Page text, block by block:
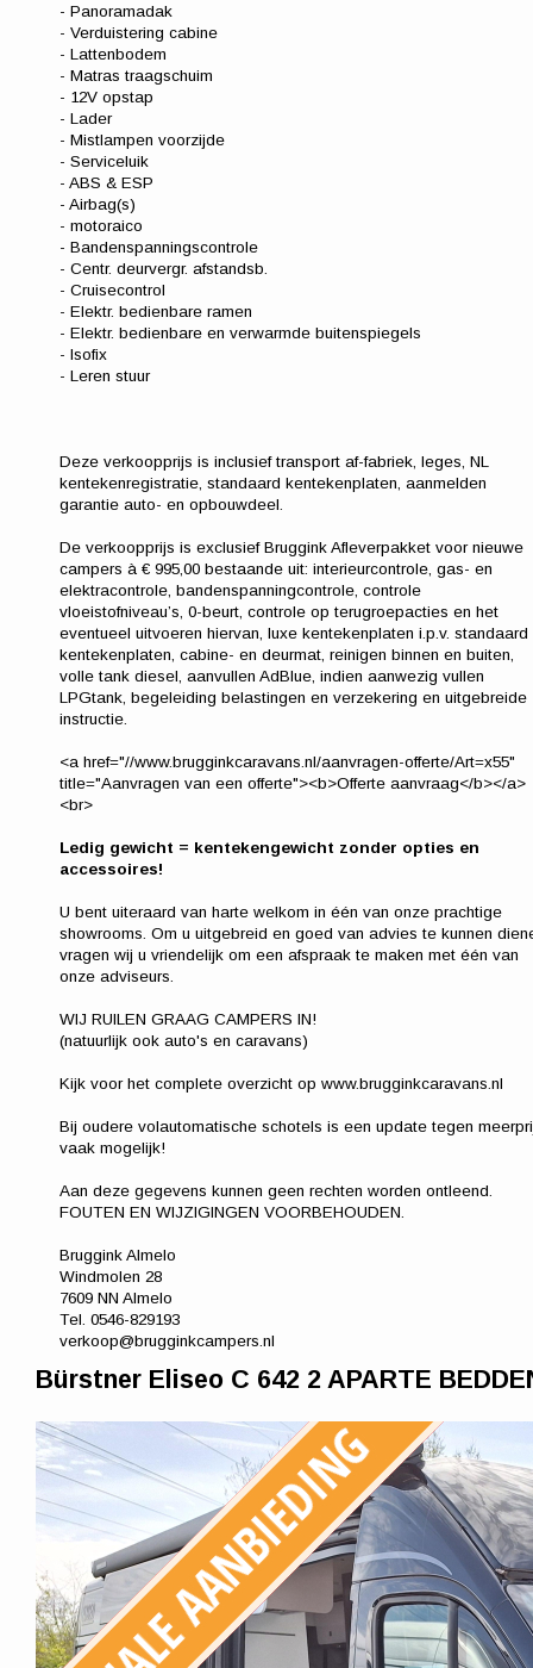
- Panoramadak
- Verduistering cabine
- Lattenbodem
- Matras traagschuim
- 12V opstap
- Lader
- Mistlampen voorzijde
- Serviceluik
- ABS & ESP
- Airbag(s)
- motoraico
- Bandenspanningscontrole
- Centr. deurvergr. afstandsb.
- Cruisecontrol
- Elektr. bedienbare ramen
- Elektr. bedienbare en verwarmde buitenspiegels
- Isofix
- Leren stuur
Deze verkoopprijs is inclusief transport af-fabriek, leges, NL
kentekenregistratie, standaard kentekenplaten, aanmelden
garantie auto- en opbouwdeel.
De verkoopprijs is exclusief Bruggink Afleverpakket voor nieuwe
campers à € 995,00 bestaande uit: interieurcontrole, gas- en
elektracontrole, bandenspanningcontrole, controle
vloeistofniveau’s, 0-beurt, controle op terugroepacties en het
eventueel uitvoeren hiervan, luxe kentekenplaten i.p.v. standaard
kentekenplaten, cabine- en deurmat, reinigen binnen en buiten,
volle tank diesel, aanvullen AdBlue, indien aanwezig vullen
LPGtank, begeleiding belastingen en verzekering en uitgebreide
instructie.
<a href="//www.brugginkcaravans.nl/aanvragen-offerte/Art=x55"
title="Aanvragen van een offerte"><b>Offerte aanvraag</b></a>
<br>
Ledig gewicht = kentekengewicht zonder opties en
accessoires!
U bent uiteraard van harte welkom in één van onze prachtige
showrooms. Om u uitgebreid en goed van advies te kunnen
vragen wij u vriendelijk om een afspraak te maken met één van
onze adviseurs.
WIJ RUILEN GRAAG CAMPERS IN!
(natuurlijk ook auto's en caravans)
Kijk voor het complete overzicht op www.brugginkcaravans.nl
Bij oudere volautomatische schotels is een update tegen
vaak mogelijk!
Aan deze gegevens kunnen geen rechten worden ontleend.
FOUTEN EN WIJZIGINGEN VOORBEHOUDEN.
Bruggink Almelo
Windmolen 28
7609 NN Almelo
Tel. 0546-829193
verkoop@brugginkcampers.nl
Bürstner Eliseo C 642 2 APARTE